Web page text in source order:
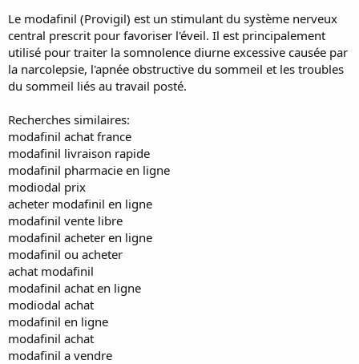
Le modafinil (Provigil) est un stimulant du système nerveux
central prescrit pour favoriser l'éveil. Il est principalement
utilisé pour traiter la somnolence diurne excessive causée par
la narcolepsie, l'apnée obstructive du sommeil et les troubles
du sommeil liés au travail posté.
Recherches similaires:
modafinil achat france
modafinil livraison rapide
modafinil pharmacie en ligne
modiodal prix
acheter modafinil en ligne
modafinil vente libre
modafinil acheter en ligne
modafinil ou acheter
achat modafinil
modafinil achat en ligne
modiodal achat
modafinil en ligne
modafinil achat
modafinil a vendre